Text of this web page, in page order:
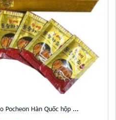
Pocheon Hàn Quốc hộp ...